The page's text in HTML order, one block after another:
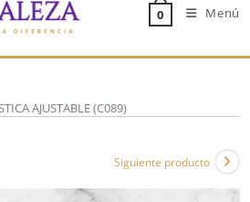
0 Menú
AJUSTABLE (C089)
Siguiente producto